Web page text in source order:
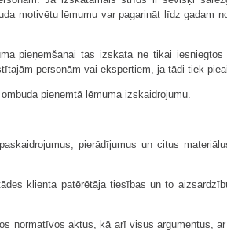
motivētu lēmumu var pagarināt līdz gadam
pieņemšanai tas izskata ne tikai
personām vai ekspertiem, ja tādi tiek
pieņemtā lēmuma izskaidrojumu.
pierādījumus un citus
klienta patērētāja tiesības un to
normatīvos aktus, kā arī visus argumentus,